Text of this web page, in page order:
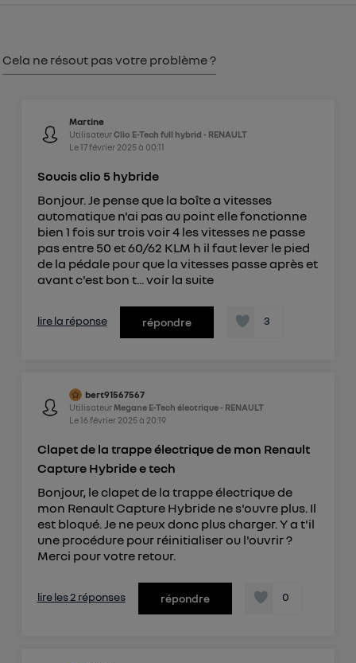
Cela ne résout pas votre problème ?
Martine
UtilisateurClio E-Tech full hybrid - RENAULT
Le17 février 2025à 00:11
Soucis clio 5 hybride
Bonjour. Je pense que la boîte a vitesses
automatique n'ai pas au point elle fonctionne
bien 1 fois sur trois voir 4 les vitesses ne passe
pas entre 50 et 60/62 KLM h il faut lever le pied
de la pédale pour que la vitesses passe après et
avant c'est bon t... voir la suite
lire la réponse répondre 3
bert91567567
Utilisateur Megane E-Tech électrique - RENAULT
Le16 février 2025à 20:19
Clapet de la trappe électrique de mon Renault
Capture Hybride e tech
Bonjour, le clapet de la trappe électrique de
mon Renault Capture Hybride ne s'ouvre plus. Il
est bloqué. Je ne peux donc plus charger. Y a t'il
une procédure pour réinitialiser ou l'ouvrir ?
Merci pour votre retour.
lire les 2 réponses répondre 0
Politique d'information sur les données